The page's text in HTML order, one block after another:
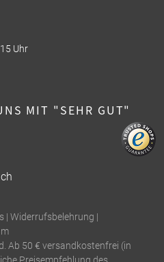
Uhr
MIT "SEHR GUT"
| Widerrufsbelehrung |
Ab 50 € versandkostenfrei (in